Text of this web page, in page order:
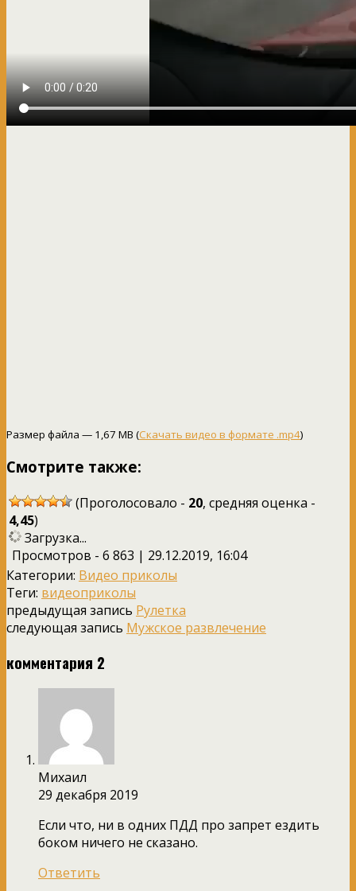
Размер файла — 1,67 MB (Скачать видео в формате .mp4)
Смотрите также:
(Проголосовало - 20, средняя оценка -
4,45)
Загрузка...
Просмотров - 6 863 | 29.12.2019, 16:04
Категории: Видео приколы
Теги: видеоприколы
предыдущая запись Рулетка
следующая запись Мужское развлечение
комментария 2
Михаил
29 декабря 2019
Если что, ни в одних ПДД про запрет ездить
боком ничего не сказано.
Ответить